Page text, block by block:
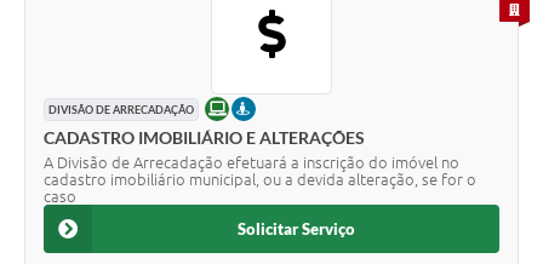
DIVISÃO DE ARRECADAÇÃO ONLINEPRESENCIAL
CADASTRO IMOBILIÁRIO E ALTERAÇÕES
A Divisão de Arrecadação efetuará a inscrição do imóvel no
cadastro imobiliário municipal, ou a devida alteração, se for o
caso
PARA
Solicitar Serviço